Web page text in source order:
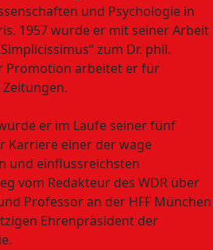
und Psychologie in
1957 wurde er mit seiner Arbeit
zum Dr. phil.
Promotion arbeitet er für
er im Laufe seiner fünf
Karriere einer der wage
und einflussreichsten
vom Redakteur des WDR über
Professor an der HFF München
Ehrenpräsident der